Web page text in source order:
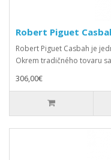
Robert Piguet
Robert Piguet Casbah je
Okrem tradičného tovaru
306,00€